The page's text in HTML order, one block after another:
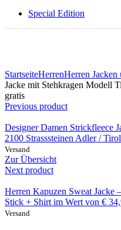
Special Edition
StartseiteHerrenHerren Jacken
Jacke mit Stehkragen Modell
gratis
Previous product
Designer Damen Strickfleece
2100 Strasssteinen Adler /
Versand
Zur Übersicht
Next product
Herren Kapuzen Sweat Jacke
Stick + Shirt im Wert von €
Versand